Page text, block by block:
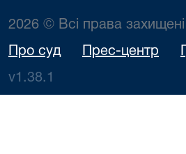
2026 © Всі права захищені
Про суд Прес-центр
v1.38.1